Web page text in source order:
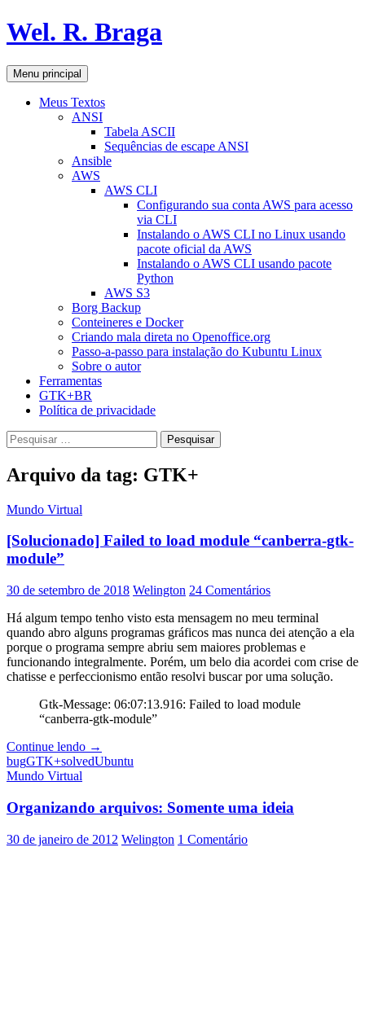
Pular
para
conteúdo
Wel. R. Braga
Pesquisar
Menu principal
Meus Textos
ANSI
Tabela ASCII
Sequências de escape ANSI
Ansible
AWS
AWS CLI
Configurando sua conta AWS para acesso
via CLI
Instalando o AWS CLI no Linux usando
pacote oficial da AWS
Instalando o AWS CLI usando pacote
Python
AWS S3
Borg Backup
Conteineres e Docker
Criando mala direta no Openoffice.org
Passo-a-passo para instalação do Kubuntu Linux
Sobre o autor
Ferramentas
GTK+BR
Política de privacidade
Pesquisar
por:
Arquivo da tag: GTK+
Mundo Virtual
[Solucionado] Failed to load module “canberra-gtk-
module”
30 de setembro de 2018 Welington 24 Comentários
Há algum tempo tenho visto esta mensagem no meu terminal
quando abro alguns programas gráficos mas nunca dei atenção a ela
porque o programa sempre abriu sem maiores problemas e
funcionando integralmente. Porém, um belo dia acordei com crise de
chatisse e perfeccionismo então resolvi buscar por uma solução.
Gtk-Message: 06:07:13.916: Failed to load module
“canberra-gtk-module”
Continue lendo [Solucionado]
Failed
module
“canberra-
gtk-
module”
→
bugGTK+solvedUbuntu
Mundo Virtual
Organizando arquivos: Somente uma ideia
30 de janeiro de 2012 Welington 1 Comentário